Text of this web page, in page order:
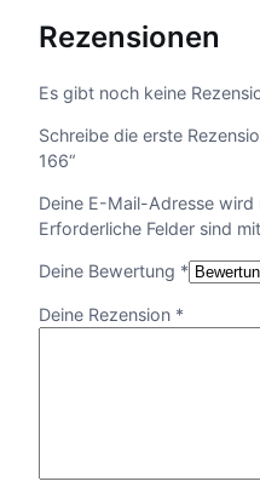
Rezensionen
Es gibt noch keine
Schreibe die erste
166“
Deine E-Mail-Adresse
Erforderliche Felder sind mit
Deine Bewertung *
Deine Rezension *